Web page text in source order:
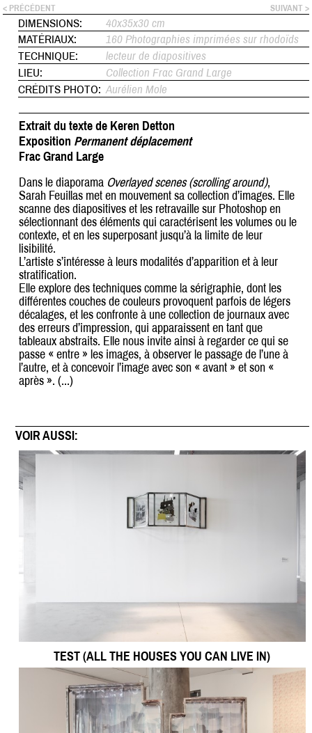
< PRÉCÉDENT SUIVANT >
DIMENSIONS:
40x35x30 cm
MATÉRIAUX:
160 Photographies imprimées sur rhodoïds
TECHNIQUE:
lecteur de diapositives
LIEU:
Collection Frac Grand Large
CRÉDITS PHOTO: Aurélien Mole
Extrait du texte de Keren Detton
Exposition Permanent déplacement
Frac Grand Large
Dans le diaporama Overlayed scenes (scrolling around),
Sarah Feuillas met en mouvement sa collection d’images. Elle
scanne des diapositives et les retravaille sur Photoshop en
sélectionnant des éléments qui caractérisent les volumes ou le
contexte, et en les superposant jusqu’à la limite de leur
lisibilité.
L’artiste s’intéresse à leurs modalités d’apparition et à leur
stratification.
Elle explore des techniques comme la sérigraphie, dont les
différentes couches de couleurs provoquent parfois de légers
décalages, et les confronte à une collection de journaux avec
des erreurs d’impression, qui apparaissent en tant que
tableaux abstraits. Elle nous invite ainsi à regarder ce qui se
passe « entre » les images, à observer le passage de l’une à
l’autre, et à concevoir l’image avec son « avant » et son «
après ». (...)
VOIR AUSSI:
TEST (ALL THE HOUSES YOU CAN LIVE IN)